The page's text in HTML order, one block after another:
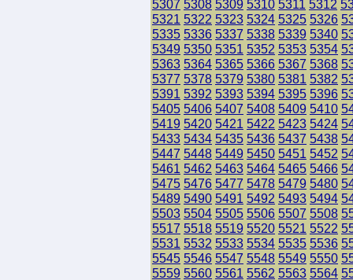
5307 5308 5309 5310 5311 5312
5321 5322 5323 5324 5325 5326
5335 5336 5337 5338 5339 5340
5349 5350 5351 5352 5353 5354
5363 5364 5365 5366 5367 5368
5377 5378 5379 5380 5381 5382
5391 5392 5393 5394 5395 5396
5405 5406 5407 5408 5409 5410
5419 5420 5421 5422 5423 5424
5433 5434 5435 5436 5437 5438
5447 5448 5449 5450 5451 5452
5461 5462 5463 5464 5465 5466
5475 5476 5477 5478 5479 5480
5489 5490 5491 5492 5493 5494
5503 5504 5505 5506 5507 5508
5517 5518 5519 5520 5521 5522
5531 5532 5533 5534 5535 5536
5545 5546 5547 5548 5549 5550
5559 5560 5561 5562 5563 5564